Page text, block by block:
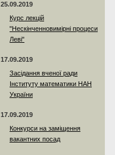
25.09.2019
Курс лекцій
"Нескінченновимірні процеси
Леві"
17.09.2019
Засідання вченої ради
Інституту математики НАН
України
17.09.2019
Конкурси на заміщення
вакантних посад